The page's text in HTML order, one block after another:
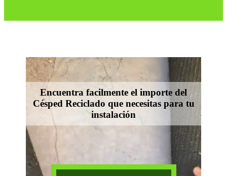
Encuentra facilmente el importe del
Césped Reciclado que necesitas para tu
instalación